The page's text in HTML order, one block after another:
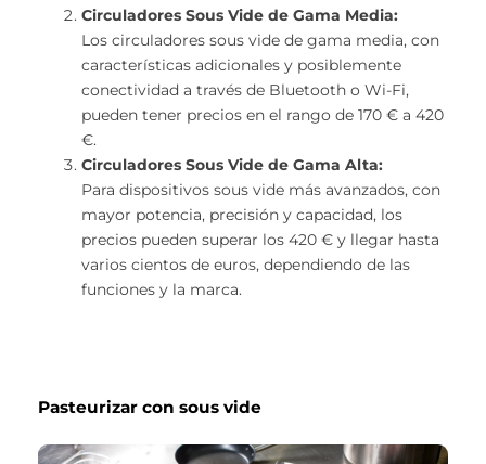
Circuladores Sous Vide de Gama Media:
Los circuladores sous vide de gama media, con
características adicionales y posiblemente
conectividad a través de Bluetooth o Wi-Fi,
pueden tener precios en el rango de 170 € a 420
€.
Circuladores Sous Vide de Gama Alta:
Para dispositivos sous vide más avanzados, con
mayor potencia, precisión y capacidad, los
precios pueden superar los 420 € y llegar hasta
varios cientos de euros, dependiendo de las
funciones y la marca.
Pasteurizar con sous vide